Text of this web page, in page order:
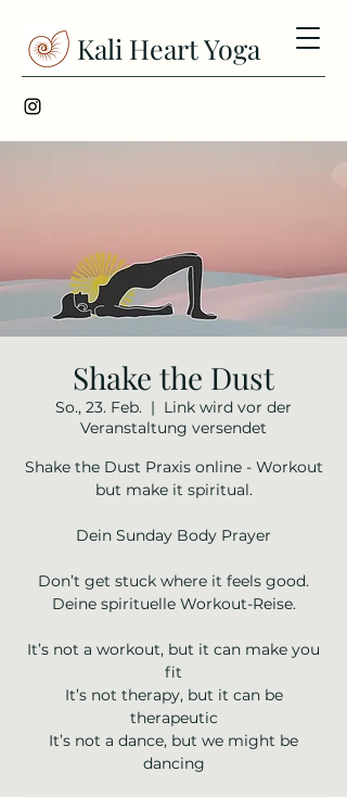
Kali Heart Yoga
Shake the Dust
So., 23. Feb.
  |
Link wird vor der
Veranstaltung versendet
Shake the Dust Praxis online - Workout
but make it spiritual.
Dein Sunday Body Prayer
Don’t get stuck where it feels good.
Deine spirituelle Workout-Reise.
It’s not a workout, but it can make you
fit
It’s not therapy, but it can be
therapeutic
It’s not a dance, but we might be
dancing